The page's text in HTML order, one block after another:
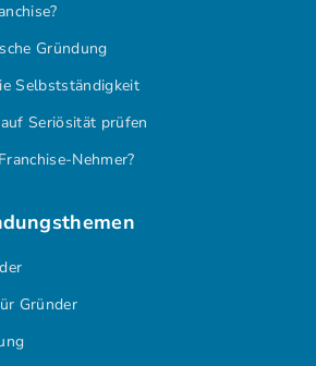
Gründung
Selbstständigkeit
Seriösität prüfen
Nehmer?
Gründer